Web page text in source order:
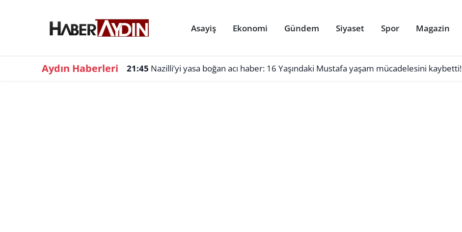
Asayiş Ekonomi Gündem Siyaset Spor Magazin
Aydın Haberleri 21:45 Nazilli’yi yasa boğan acı haber: 16 Yaşındaki Mustafa yaşam mücadelesini kaybetti!